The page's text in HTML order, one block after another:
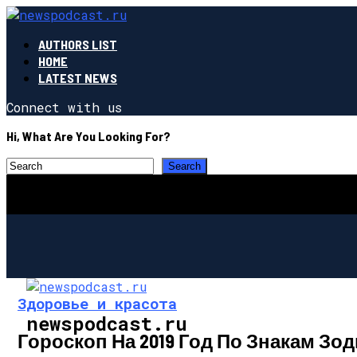
AUTHORS LIST
HOME
LATEST NEWS
Connect with us
Hi, What Are You Looking For?
newspodcast.ru
Здоровье и красота
Гороскоп На 2019 Год По Знакам